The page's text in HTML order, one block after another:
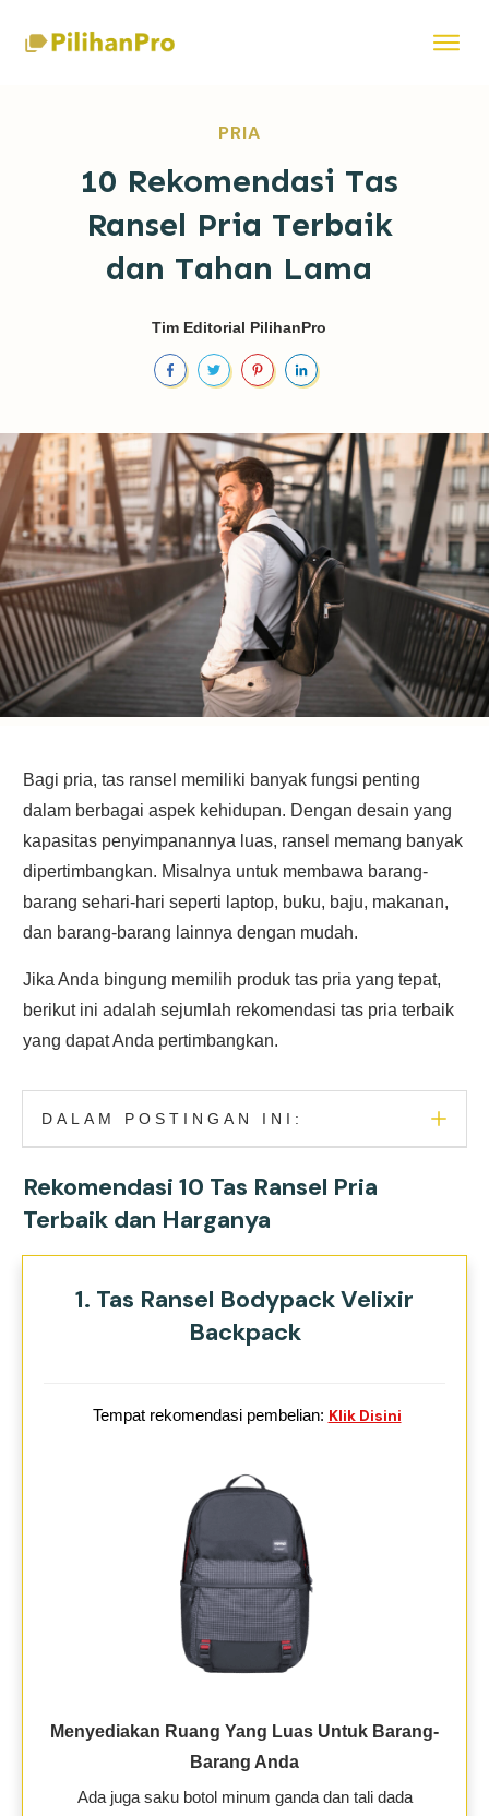
PRIA
10 Rekomendasi Tas
Ransel Pria Terbaik
dan Tahan Lama
Tim Editorial PilihanPro
Bagi pria, tas ransel memiliki banyak fungsi penting
dalam berbagai aspek kehidupan. Dengan desain yang
kapasitas penyimpanannya luas, ransel memang banyak
dipertimbangkan. Misalnya untuk membawa barang-
barang sehari-hari seperti laptop, buku, baju, makanan,
dan barang-barang lainnya dengan mudah.
Jika Anda bingung memilih produk tas pria yang tepat,
berikut ini adalah sejumlah rekomendasi tas pria terbaik
yang dapat Anda pertimbangkan.
DALAM POSTINGAN INI:
Rekomendasi 10 Tas Ransel Pria
Terbaik dan Harganya
1. Tas Ransel Bodypack Velixir
Backpack
Tempat rekomendasi pembelian: Klik Disini
Menyediakan Ruang Yang Luas Untuk Barang-
Barang Anda
Ada juga saku botol minum ganda dan tali dada